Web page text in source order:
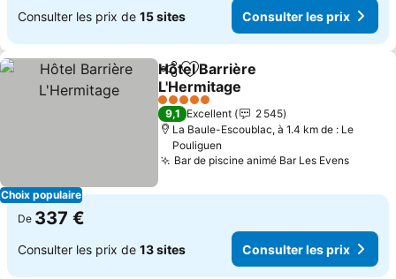
Consulter les prix de 15 sites Consulter les prix
Choix populaire
PartagerAjouter à mes favoris
Hôtel Barrière
L'Hermitage
5 Étoiles
9,1 Excellent
2 545
La Baule-Escoublac, à 1.4 km de : Le
Pouliguen
Bar de piscine animé Bar Les Evens
De 337 €
Consulter les prix de 13 sites Consulter les prix